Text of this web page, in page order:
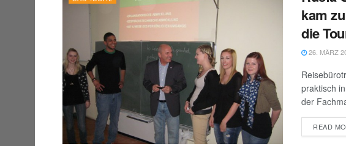
kam
die
26. MÄRZ
praktisch
der
READ